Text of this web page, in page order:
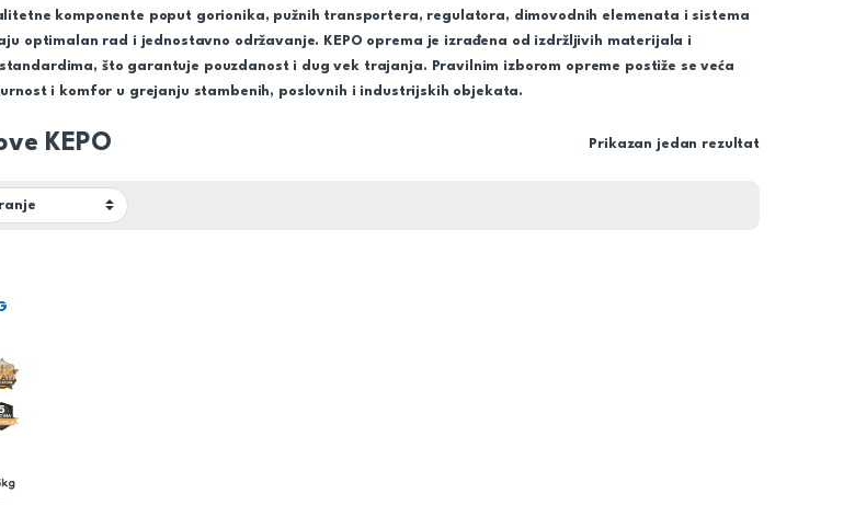
komponente poput gorionika, pužnih transportera, regulatora, dimovodnih elemenata i sistema
optimalan rad i jednostavno održavanje. KEPO oprema je izrađena od izdržljivih materijala i
što garantuje pouzdanost i dug vek trajanja. Pravilnim izborom opreme postiže se veća
i komfor u grejanju stambenih, poslovnih i industrijskih objekata.
KEPO Prikazan jedan rezultat